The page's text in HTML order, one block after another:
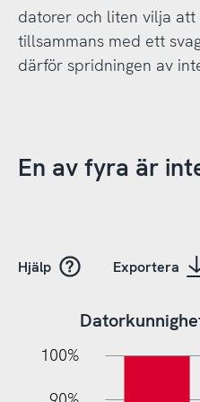
datorer och liten vilja
tillsammans med ett
därför spridningen av
En av fyra är
Hjälp Exportera
100%